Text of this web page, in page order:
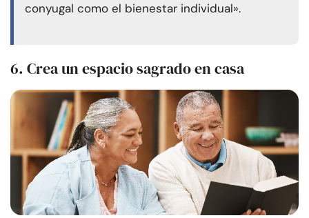
conyugal como el bienestar individual».
6. Crea un espacio sagrado en casa